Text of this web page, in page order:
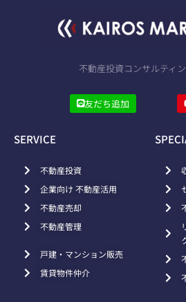
不動産投資コンサルティ
友だち追加
SERVICE
不動産投資
企業向け 不動産活用
不動産売却
不動産管理
戸建・マンション販売
賃貸物件仲介